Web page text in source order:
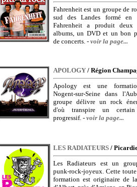
Fahrenheit est un groupe de
sud des Landes formé en
Fahrenheit a produit deux
albums, un DVD et un bon
de concerts. - voir la page...
APOLOGY/ Région
Apology est une
Nogent-sur-Seine dans
groupe délivre un rock
d'où transpire un
progressif. - voir la page...
LES RADIATEURS /
Les Radiateurs est un
punk-rock-joyeux. Cette
formation est originaire de